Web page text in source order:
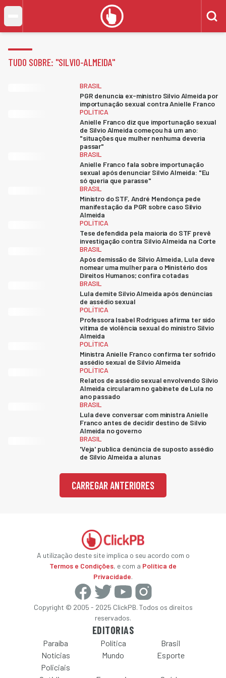
TUDO SOBRE: "SILVIO-ALMEIDA"
BRASIL
PGR denuncia ex-ministro Silvio Almeida por
importunação sexual contra Anielle Franco
POLÍTICA
Anielle Franco diz que importunação sexual
de Silvio Almeida começou há um ano:
"situações que mulher nenhuma deveria
passar"
BRASIL
Anielle Franco fala sobre importunação
sexual após denunciar Silvio Almeida: "Eu
só queria que parasse"
BRASIL
Ministro do STF, André Mendonça pede
manifestação da PGR sobre caso Silvio
Almeida
POLÍTICA
Tese defendida pela maioria do STF prevê
investigação contra Silvio Almeida na Corte
BRASIL
Após demissão de Silvio Almeida, Lula deve
nomear uma mulher para o Ministério dos
Direitos Humanos; confira cotadas
BRASIL
Lula demite Silvio Almeida após denúncias
de assédio sexual
POLÍTICA
Professora Isabel Rodrigues afirma ter sido
vítima de violência sexual do ministro Silvio
Almeida
POLÍTICA
Ministra Anielle Franco confirma ter sofrido
assédio sexual de Silvio Almeida
POLÍTICA
Relatos de assédio sexual envolvendo Silvio
Almeida circularam no gabinete de Lula no
ano passado
BRASIL
Lula deve conversar com ministra Anielle
Franco antes de decidir destino de Silvio
Almeida no governo
BRASIL
'Veja' publica denúncia de suposto assédio
de Silvio Almeida a alunas
CARREGAR ANTERIORES
A utilização deste site implica o seu acordo com o
Termos e Condições, e com a Política de
Privacidade.
Copyright © 2005 - 2025 ClickPB. Todos os direitos
reservados.
EDITORIAS
Paraíba Política
Brasil
Notícias
Policiais
Mundo Esporte